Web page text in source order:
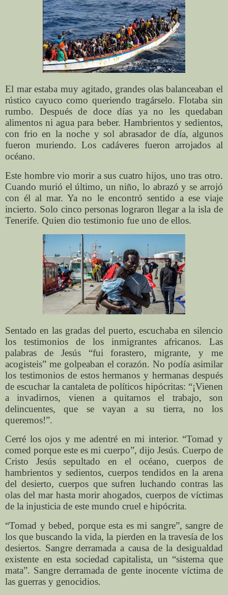
El mar estaba muy agitado, grandes olas balanceaban el
rústico cayuco como queriendo tragárselo. Flotaba sin
rumbo. Después de doce días ya no les quedaban
alimentos ni agua para beber. Hambrientos y sedientos,
con frio en la noche y sol abrasador de día, algunos
fueron muriendo. Los cadáveres fueron arrojados al
océano.
Este hombre vio morir a sus cuatro hijos, uno tras otro.
Cuando murió el último, un niño, lo abrazó y se arrojó
con él al mar. Ya no le encontró sentido a ese viaje
incierto. Solo cinco personas lograron llegar a la isla de
Tenerife. Quien dio testimonio fue uno de ellos.
Sentado en las gradas del puerto, escuchaba en silencio
los testimonios de los inmigrantes africanos. Las
palabras de Jesús “fui forastero, migrante, y me
acogisteis” me golpeaban el corazón. No podía asimilar
los testimonios de estos hermanos y hermanas después
de escuchar la cantaleta de políticos hipócritas: “¡Vienen
a invadirnos, vienen a quitarnos el trabajo, son
delincuentes, que se vayan a su tierra, no los
queremos!”.
Cerré los ojos y me adentré en mi interior. “Tomad y
comed porque este es mi cuerpo”, dijo Jesús. Cuerpo de
Cristo Jesús sepultado en el océano, cuerpos de
hambrientos y sedientos, cuerpos tendidos en la arena
del desierto, cuerpos que sufren luchando contras las
olas del mar hasta morir ahogados, cuerpos de víctimas
de la injusticia de este mundo cruel e hipócrita.
“Tomad y bebed, porque esta es mi sangre”, sangre de
los que buscando la vida, la pierden en la travesía de los
desiertos. Sangre derramada a causa de la desigualdad
existente en esta sociedad capitalista, un “sistema que
mata”. Sangre derramada de gente inocente víctima de
las guerras y genocidios.